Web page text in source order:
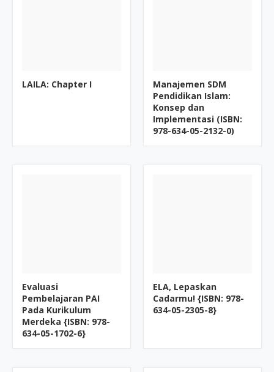
LAILA: Chapter I
Manajemen SDM
Pendidikan Islam:
Konsep dan
Implementasi (ISBN:
978-634-05-2132-0)
Evaluasi
Pembelajaran PAI
Pada Kurikulum
Merdeka {ISBN: 978-
634-05-1702-6}
ELA, Lepaskan
Cadarmu! {ISBN: 978-
634-05-2305-8}